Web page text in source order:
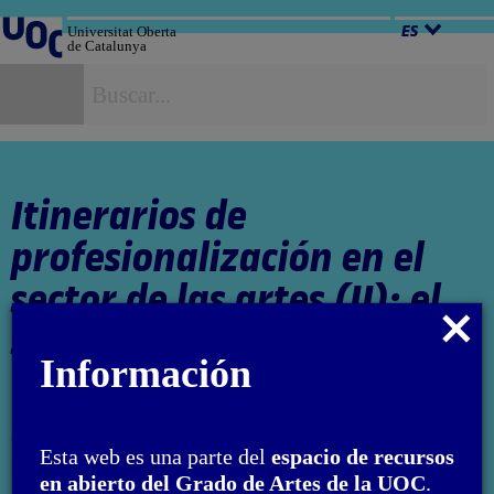
al
contenido
Universitat Oberta
de Catalunya
ES
Itinerarios de
profesionalización en el
sector de las artes (II): el
sector privado
El encargo y la creación de este material docente han sido
Cerrar
modal
Información
Esta web es una parte del espacio de recursos
en abierto del Grado de Artes de la UOC.